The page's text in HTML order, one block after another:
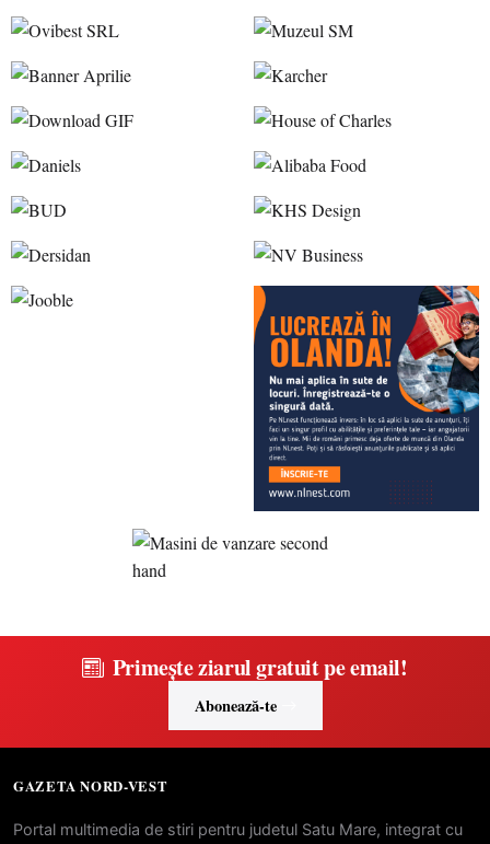
Primește ziarul gratuit pe email!
Abonează-te
GAZETA NORD-VEST
Portal multimedia de stiri pentru judetul Satu Mare, integrat cu